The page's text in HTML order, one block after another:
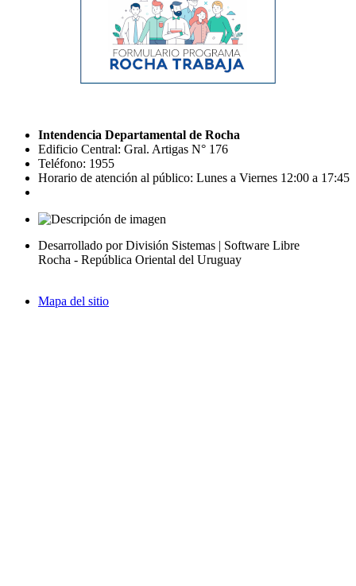
Intendencia Departamental de Rocha
Edificio Central: Gral. Artigas N° 176
Teléfono: 1955
Horario de atención al público: Lunes a Viernes 12:00 a 17:45
Desarrollado por División Sistemas | Software Libre
Rocha - República Oriental del Uruguay
Mapa del sitio